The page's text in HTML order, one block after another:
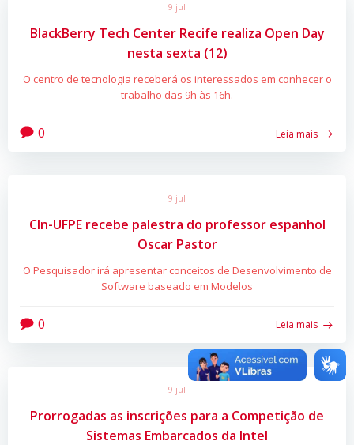
9 jul
BlackBerry Tech Center Recife realiza Open Day
nesta sexta (12)
O centro de tecnologia receberá os interessados em conhecer o
trabalho das 9h às 16h.
0 Leia mais
9 jul
CIn-UFPE recebe palestra do professor espanhol
Oscar Pastor
O Pesquisador irá apresentar conceitos de Desenvolvimento de
Software baseado em Modelos
0 Leia mais
9 jul
Prorrogadas as inscrições para a Competição de
Sistemas Embarcados da Intel